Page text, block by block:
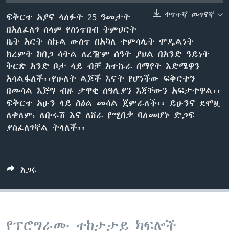
ቀጥተኛ መገናኛ
ፍቅርተ አያና ላለፉት 25 ዓመታት
በአለፈለገ ሰላም የስነጥበብ ትምህርት
ቤት አርት ስኩል ውስጥ በአካለ ተምሳሌት ሞዴልነት
ክረምት ከበጋ ሳትል ለረዥም ሰዓት ያህል በአንድ ዓይነት
ቅርጽ አንድ ቦታ ላይ ብቻ አተኩራ በማየት እድሜዋን
አሳልፋለች፡፡የሁለት ልጆች እናት የሆነችው ፍቅርተን
በመሳል እጅግ ብዙ ታዋቂ ሰዓሊያን እጃቸውን አፍታተዋል፡፡
ፍቅርተ አሁን ላይ ስዕል መሳል ጀምራለች፡፡ ይሁንና ደሞዟ
ለቀለም፣ ለቡሩሽ እና ለሸራ የሚበቃ ባለመሆኑ ድጋፍ
ያስፈለገኛል ትላለች፡፡
አጋሩ
የፕሮግራሙ ተከታታይ ክፍሎች